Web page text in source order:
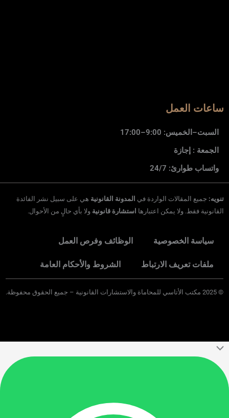
ساعات العمل
السبت–الخميس: 9:00–17:00
الجمعة : إجازة
واتساب طوارئ: 24/7
تنويه: جميع المقالات الواردة في المدونة القانونية هي على سبيل نشر الفائدة
القانونية فقط. ولا يمكن اعتبارها استشارة قانونية ولا بأي حالٍ من الأحوال.
سياسة الخصوصية الوظائف وفرص العمل
ملفات تعريف الارتباط الشروط والأحكام العامة
©
2025 مكتب الأتاسي للمحاماة والاستشارات القانونية – جميع الحقوق محفوظة.